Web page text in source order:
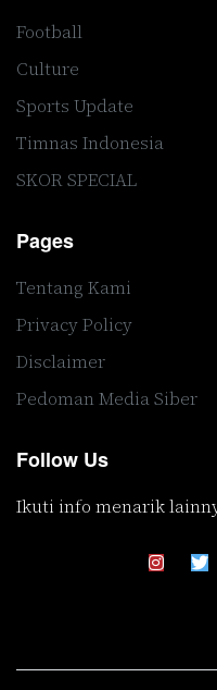
Football
Culture
Sports Update
Timnas Indonesia
SKOR SPECIAL
Pages
Tentang Kami
Privacy Policy
Disclaimer
Pedoman Media Siber
Follow Us
Ikuti info menarik